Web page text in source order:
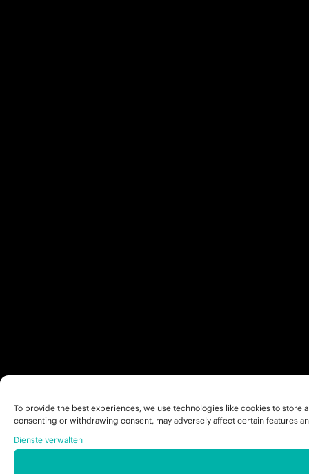
To provide the best experiences, we use technologies like cookies to
consenting or withdrawing consent, may adversely affect certain features
Dienste verwalten